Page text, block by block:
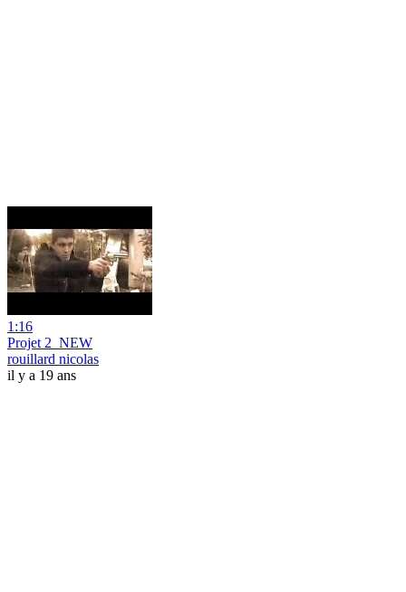
1:16
Projet 2_NEW
rouillard nicolas
il y a 19 ans